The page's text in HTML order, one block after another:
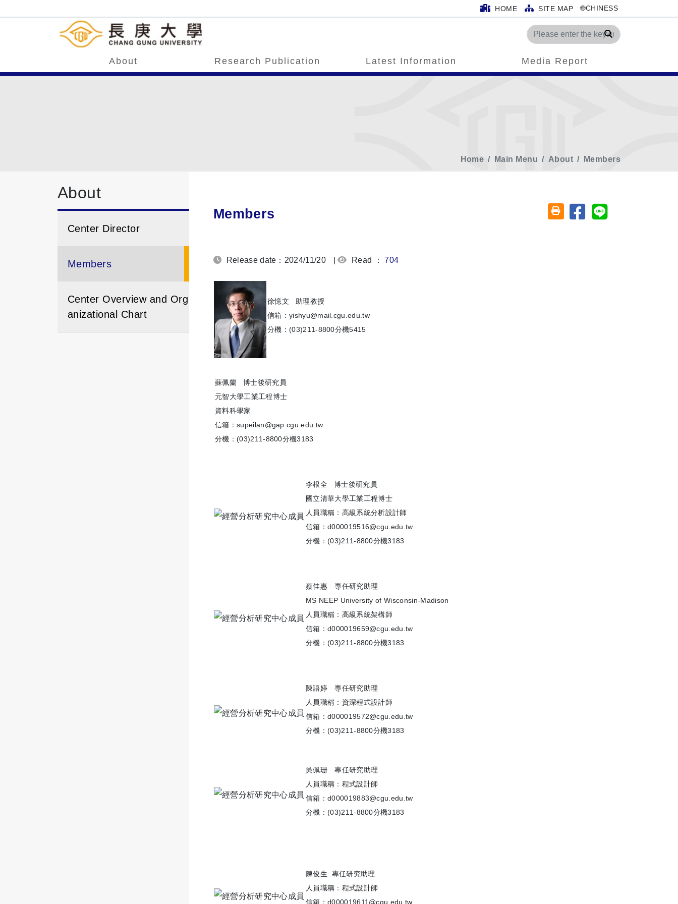
HOME SITE MAP 🌐CHINESS
Search
About Research Publication Latest Information Media Report
Home Main Menu About Members
About
Center Director
Members
Center Overview and Org
anizational Chart
Members Friendly printing (open window)
Share on facebook
Share on line
Release date：2024/11/20 | Read ：704
徐憶文 助理教授
信箱：yishyu@mail.cgu.edu.tw
分機：(03)211-8800分機5415
蘇佩蘭 博士後研究員
元智大學工業工程博士
資料科學家
信箱：supeilan@gap.cgu.edu.tw
分機：(03)211-8800分機3183
李根全 博士後研究員
國立清華大學工業工程博士
人員職稱：高級系統分析設計師
信箱：d000019516@cgu.edu.tw
分機：(03)211-8800分機3183
蔡佳惠 專任研究助理
MS NEEP University of Wisconsin-Madison
人員職稱：高級系統架構師
信箱：d000019659@cgu.edu.tw
分機：(03)211-8800分機3183
陳語婷 專任研究助理
人員職稱：資深程式設計師
信箱：d000019572@cgu.edu.tw
分機：(03)211-8800分機3183
吳佩珊 專任研究助理
人員職稱：程式設計師
信箱：d000019883@cgu.edu.tw
分機：(03)211-8800分機3183
陳俊生 專任研究助理
人員職稱：程式設計師
信箱：d000019611@cgu.edu.tw